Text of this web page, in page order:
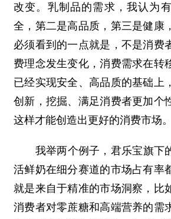
改变。乳制品的需求，我认为
全，第二是高品质，第三是健康
必须看到的一点就是，不是消费
费理念发生变化，消费需求在转
已经实现安全、高品质的基础上
创新，挖掘、满足消费者更加个
这样才能创造出更好的消费市场。
我举两个例子，君乐宝旗下
活鲜奶在细分赛道的市场占有率
就是来自于精准的市场洞察，比
消费者对零蔗糖和高端营养的需